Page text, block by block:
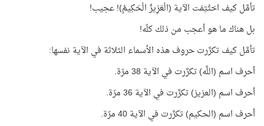
تأمَّل كيف اختُتِمَت الآية (الْعَزِيزُ الْحَكِيمُ)! عجيب!
بل هناك ما هو أعجب من ذلك كلّه!
تأمَّل كيف تكرَّرت حروف هذه الأسماء الثلاثة في الآية نفسها:
أحرف اسم (اللَّه) تكرَّرت في الآية 38 مرّة.
أحرف اسم (العزيز) تكرَّرت في الآية 36 مرّة.
أحرف اسم (الحكيم) تكرَّرت في الآية 40 مرّة.